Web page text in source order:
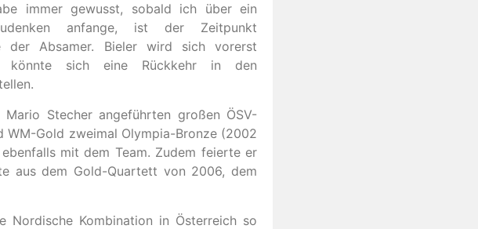
immer gewusst, sobald ich über ein
anfange, ist der Zeitpunkt
der Absamer. Bieler wird sich vorerst
könnte sich eine Rückkehr in den
Stecher angeführten großen ÖSV-
WM-Gold zweimal Olympia-Bronze (2002
mit dem Team. Zudem feierte er
aus dem Gold-Quartett von 2006, dem
Nordische Kombination in Österreich so